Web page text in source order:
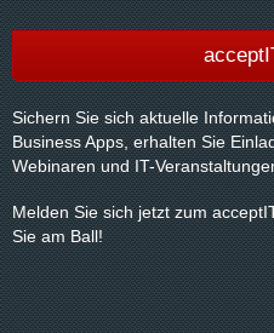
Sichern Sie sich aktuelle
Business Apps, erhalten Sie
Webinaren und IT-
Melden Sie sich jetzt zum
Sie am Ball!